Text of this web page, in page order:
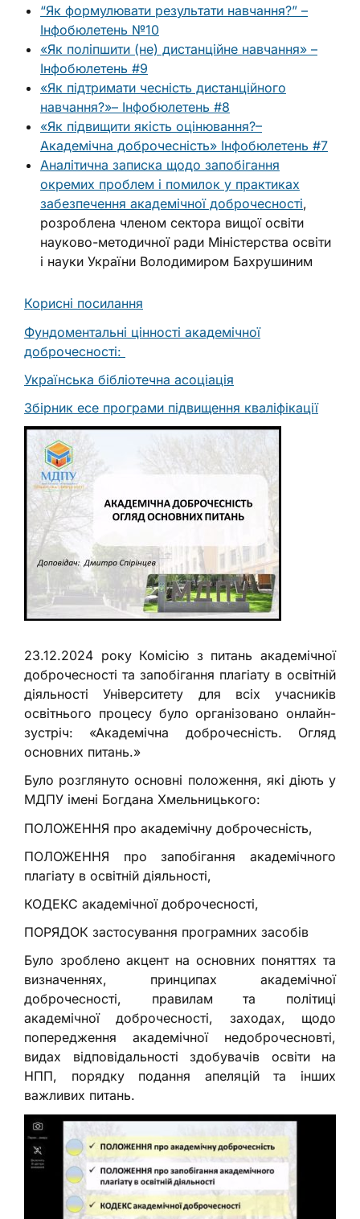
“Як формулювати результати навчання?” –
Інфобюлетень №10
«Як поліпшити (не) дистанційне навчання» –
Інфобюлетень #9
«Як підтримати чесність дистанційного
навчання?»– Інфобюлетень #8
«Як підвищити якість оцінювання?–
Академічна доброчесність» Інфобюлетень #7
Аналітична записка щодо запобігання
окремих проблем і помилок у практиках
забезпечення академічної доброчесності,
розроблена членом сектора вищої освіти
науково-методичної ради Міністерства освіти
і науки України Володимиром Бахрушиним
Корисні посилання
Фундоментальні цінності академічної
доброчесності:
Українська бібліотечна асоціація
Збірник есе програми підвищення кваліфікації
23.12.2024 року Комісію з питань академічної
доброчесності та запобігання плагіату в освітній
діяльності Університету для всіх учасників
освітнього процесу було організовано онлайн-
зустріч: «Академічна доброчесність. Огляд
основних питань.»
Було розглянуто основні положення, які діють у
МДПУ імені Богдана Хмельницького:
ПОЛОЖЕННЯ про академічну доброчесність,
ПОЛОЖЕННЯ про запобігання академічного
плагіату в освітній діяльності,
КОДЕКС академічної доброчесності,
ПОРЯДОК застосування програмних засобів
Було зроблено акцент на основних поняттях та
визначеннях, принципах академічної
доброчесності, правилам та політиці
академічної доброчесності, заходах, щодо
попередження академічної недоброчесновті,
видах відповідальності здобувачів освіти на
НПП, порядку подання апеляцій та інших
важливих питань.